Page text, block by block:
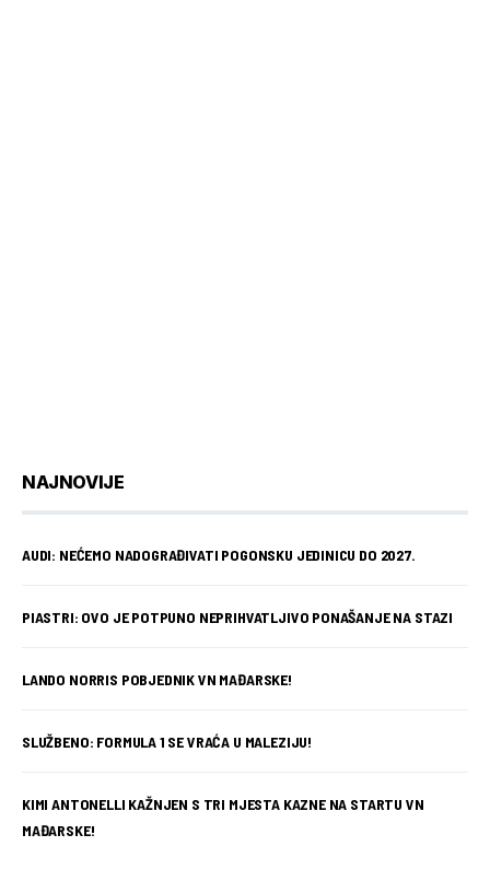
NAJNOVIJE
AUDI: NEĆEMO NADOGRAĐIVATI POGONSKU JEDINICU DO 2027.
PIASTRI: OVO JE POTPUNO NEPRIHVATLJIVO PONAŠANJE NA STAZI
LANDO NORRIS POBJEDNIK VN MAĐARSKE!
SLUŽBENO: FORMULA 1 SE VRAĆA U MALEZIJU!
KIMI ANTONELLI KAŽNJEN S TRI MJESTA KAZNE NA STARTU VN
MAĐARSKE!